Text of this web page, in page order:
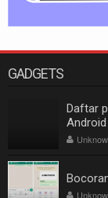
GADGETS
Daftar